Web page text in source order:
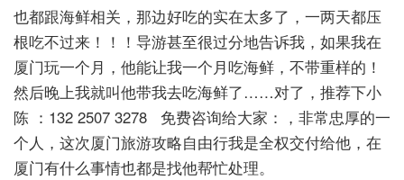
也都跟海鲜相关，那边好吃的实在太多了，一两天都压
根吃不过来！！！导游甚至很过分地告诉我，如果我在
厦门玩一个月，他能让我一个月吃海鲜，不带重样的！
然后晚上我就叫他带我去吃海鲜了……对了，推荐下小
陈 ：132 2507 3278 免费咨询给大家：，非常忠厚的一
个人，这次厦门旅游攻略自由行我是全权交付给他，在
厦门有什么事情也都是找他帮忙处理。